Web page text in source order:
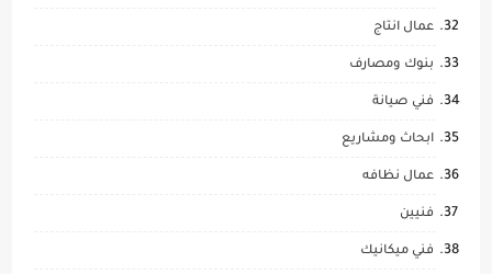
عمال انتاج
بنوك ومصارف
فني صيانة
ابحاث ومشاريع
عمال نظافه
فنيين
فني ميكانيك